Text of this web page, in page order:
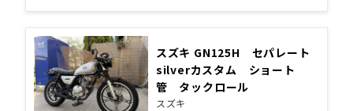
スズキ GN125H セパレート
silverカスタム ショート
管 タックロール
スズキ